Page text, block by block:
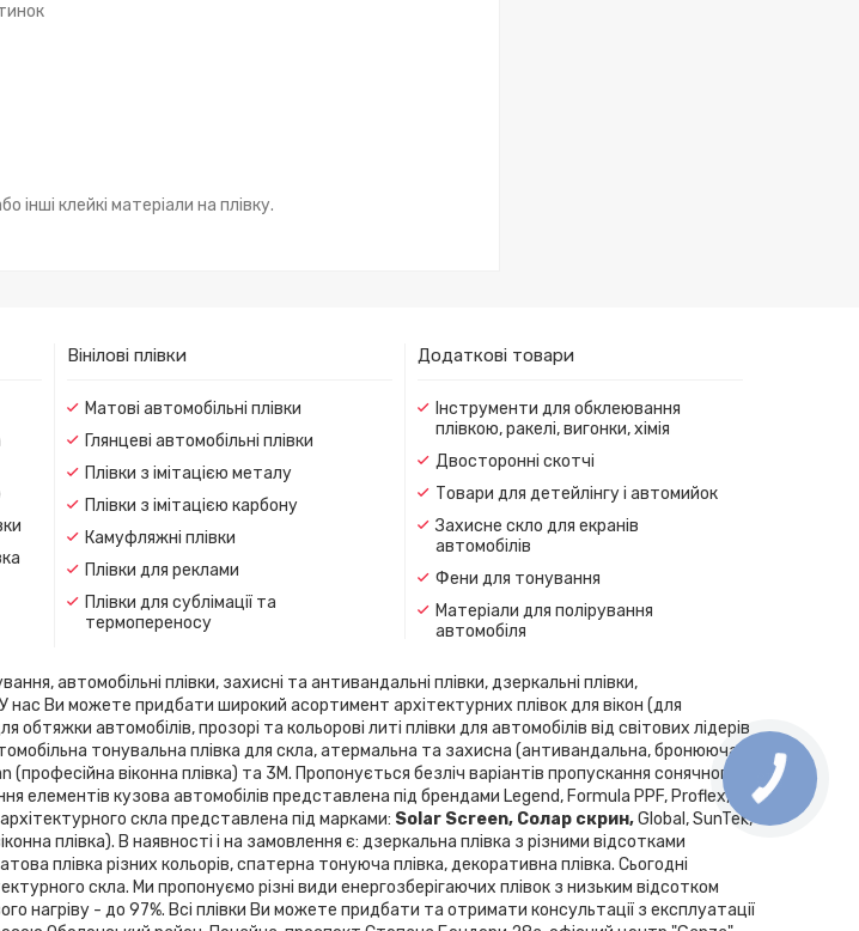
інші клейкі матеріали на плівку.
Вінілові плівки
Матові автомобільні плівки
Глянцеві автомобільні плівки
Плівки з імітацією металу
Плівки з імітацією карбону
Камуфляжні плівки
Плівки для реклами
Плівки для сублімації та
термопереносу
Додаткові товари
Інструменти для обклеювання
плівкою, ракелі, вигонки, хімія
Двосторонні скотчі
Товари для детейлінгу і автомийок
Захисне скло для екранів
автомобілів
Фени для тонування
Матеріали для полірування
автомобіля
автомобільні плівки, захисні та антивандальні плівки, дзеркальні плівки,
У нас Ви можете придбати широкий асортимент архітектурних плівок для вікон (для
автомобілів, прозорі та кольорові литі плівки для автомобілів від світових лідерів
тонувальна плівка для скла, атермальна та захисна (антивандальна, бронююча
віконна плівка) та 3М. Пропонується безліч варіантів пропускання сонячного
елементів кузова автомобілів представлена ​​під брендами Legend, Formula PPF, Proflex,
скла представлена ​​під марками: Solar Screen, Cолар скрин,Global, SunTek,
плівка). В наявності і на замовлення є: дзеркальна плівка з різними відсотками
плівка різних кольорів, спатерна тонуюча плівка, декоративна плівка. Сьогодні
скла. Ми пропонуємо різні види енергозберігаючих плівок з низьким відсотком
нагріву - до 97%. Всі плівки Ви можете придбати та отримати консультації з експлуатації